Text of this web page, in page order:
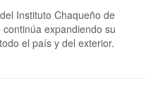
Instituto Chaqueño de
expandiendo su
el país y del exterior.